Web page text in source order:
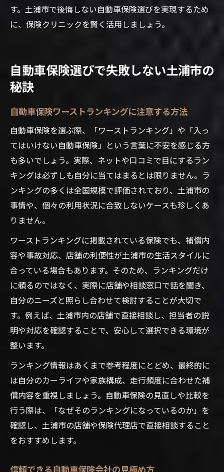
す。土浦市で後悔しない自動車保険選びを実現するため
に、保険クリニックを賢く活用しましょう。
自動車保険選びで失敗しない土浦市の
秘訣
自動車保険ワーストランキングに注意する方法
自動車保険を選ぶ際、「ワーストランキング」や「入っ
てはいけない自動車保険」という言葉に不安を感じる方
も多いでしょう。実際、ネットや口コミで目にするラン
キングは必ずしも自分に当てはまるとは限りません。ラ
ンキングの多くは全国規模で評価されており、土浦市の
事情や、個々の利用状況に合致しないケースも珍しくあ
りません。
ワーストランキングに掲載されている保険でも、補償内
容や事故対応、店舗の利便性が土浦市の生活スタイルに
合っている場合もあります。そのため、ランキングだけ
に頼るのではなく、実際に店舗や相談窓口で話を聞き、
自分のニーズと照らし合わせて検討することが大切で
す。例えば、土浦市内の店舗で直接相談し、担当者の説
明や対応を確認することで、安心して選択できる環境が
整います。
ランキング情報はあくまで参考程度にとどめ、最終的に
は自分のカーライフや家族構成、走行頻度に合わせた補
償内容を重視しましょう。自動車保険の見直しや比較を
行う際は、「なぜそのランキングになっているのか」を
確認し、土浦市の店舗や保険代理店で直接相談すること
をおすすめします。
信頼できる自動車保険会社の見極め方